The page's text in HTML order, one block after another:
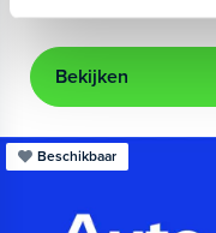
Bekijken
Beschikbaar